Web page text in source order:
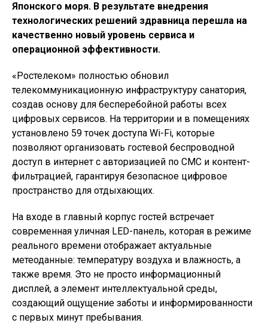
Японского моря. В результате внедрения
технологических решений здравница перешла на
качественно новый уровень сервиса и
операционной эффективности.
«Ростелеком» полностью обновил
телекоммуникационную инфраструктуру санатория,
создав основу для бесперебойной работы всех
цифровых сервисов. На территории и в помещениях
установлено 59 точек доступа Wi-Fi, которые
позволяют организовать гостевой беспроводной
доступ в интернет с авторизацией по СМС и контент-
фильтрацией, гарантируя безопасное цифровое
пространство для отдыхающих.
На входе в главный корпус гостей встречает
современная уличная LED-панель, которая в режиме
реального времени отображает актуальные
метеоданные: температуру воздуха и влажность, а
также время. Это не просто информационный
дисплей, а элемент интеллектуальной среды,
создающий ощущение заботы и информированности
с первых минут пребывания.